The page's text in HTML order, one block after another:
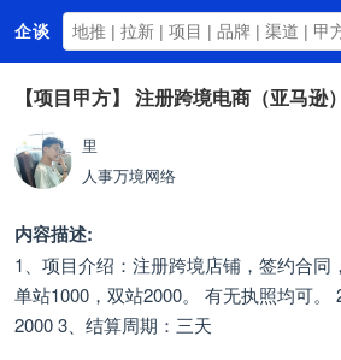
企谈
首页
商务资源
资讯动态
关于我们
【项目甲方】 注册跨境电商（亚马逊）
里
人事万境网络
内容描述:
1、项目介绍：注册跨境店铺，签约合同
单站1000，双站2000。 有无执照均可。
2000 3、结算周期：三天